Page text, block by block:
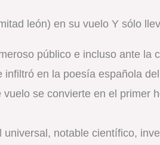
león) en su vuelo Y sólo
público e incluso ante la
en la poesía española
se convierte en el primer
notable científico,